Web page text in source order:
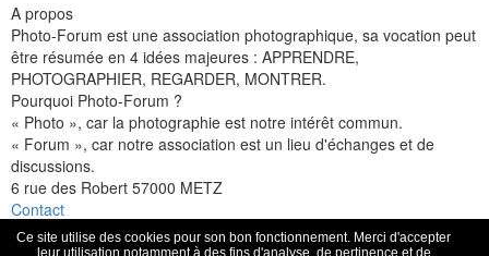
A propos
Photo-Forum est une association photographique, sa vocation peut
être résumée en 4 idées majeures : APPRENDRE,
PHOTOGRAPHIER, REGARDER, MONTRER.
Pourquoi Photo-Forum ?
« Photo », car la photographie est notre intérêt commun.
« Forum », car notre association est un lieu d'échanges et de
discussions.
6 rue des Robert 57000 METZ
Contact
FacebookFlickrInstagram
Ce site utilise des cookies pour son bon fonctionnement. Merci d'accepter
leur utilisation notamment à des fins d'analyse, de pertinence et de